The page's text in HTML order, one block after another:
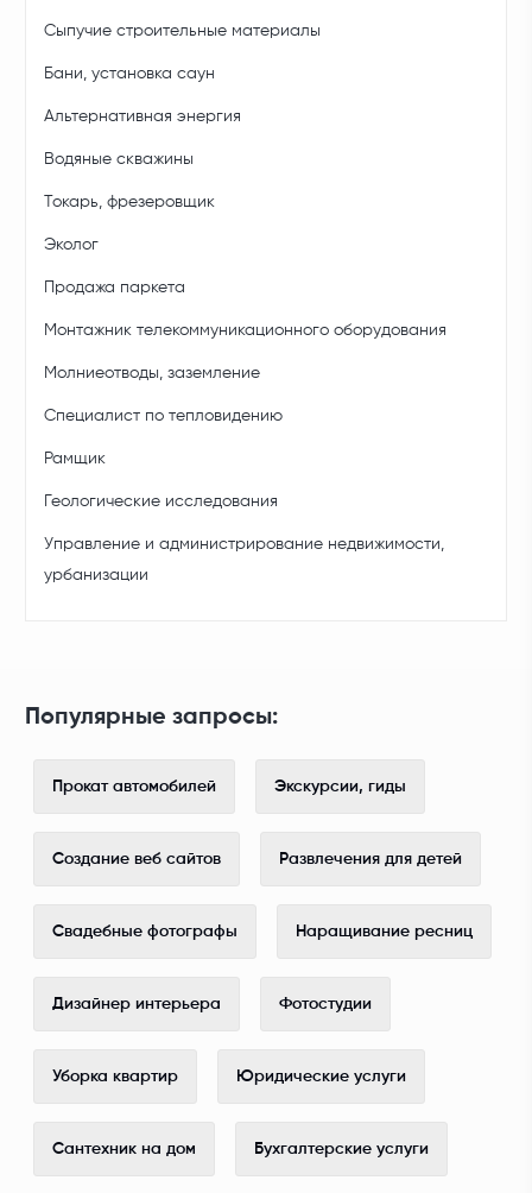
Сыпучие строительные материалы
Бани, установка саун
Альтернативная энергия
Водяные скважины
Токарь, фрезеровщик
Эколог
Продажа паркета
Монтажник телекоммуникационного оборудования
Молниеотводы, заземление
Специалист по тепловидению
Рамщик
Геологические исследования
Управление и администрирование недвижимости,
урбанизации
Популярные запросы:
Прокат автомобилей Экскурсии, гиды
Создание веб сайтов Развлечения для детей
Свадебные фотографы Наращивание ресниц
Дизайнер интерьера Фотостудии
Уборка квартир Юридические услуги
Сантехник на дом Бухгалтерские услуги